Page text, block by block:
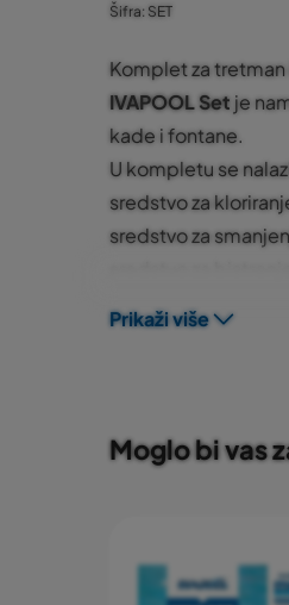
Šifra: SET
Komplet za
IVAPOOL Set je
kade i fontane.
U kompletu se
sredstvo za
sredstvo za
Kako bi se olakšala
IVAPOOL Set-u
Prikaži više
Moglo bi vas